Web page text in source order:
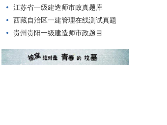
江苏省一级建造师市政真题库
西藏自治区一建管理在线测试真题
贵州贵阳一级建造师市政题目